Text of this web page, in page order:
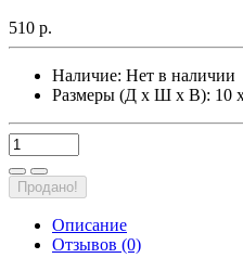
510 р.
Наличие: Нет в наличии
Размеры (Д х Ш х В): 10
Продано!
Описание
Отзывов (0)